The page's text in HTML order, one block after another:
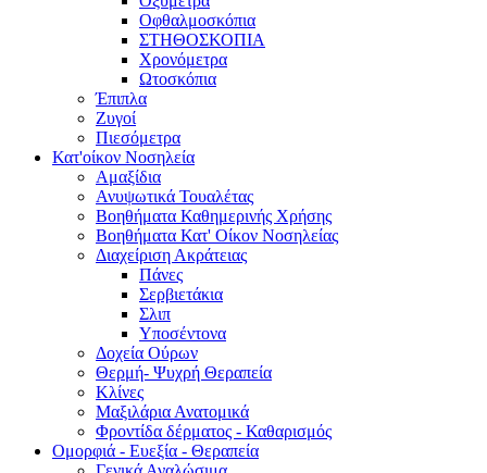
Οφθαλμοσκόπια
ΣΤΗΘΟΣΚΟΠΙΑ
Χρονόμετρα
Ωτοσκόπια
Έπιπλα
Ζυγοί
Πιεσόμετρα
Κατ'οίκον Νοσηλεία
Αμαξίδια
Ανυψωτικά Τουαλέτας
Βοηθήματα Καθημερινής Χρήσης
Βοηθήματα Κατ' Οίκον Νοσηλείας
Διαχείριση Ακράτειας
Πάνες
Σερβιετάκια
Σλιπ
Υποσέντονα
Δοχεία Ούρων
Θερμή- Ψυχρή Θεραπεία
Κλίνες
Μαξιλάρια Ανατομικά
Φροντίδα δέρματος - Καθαρισμός
Ομορφιά - Ευεξία - Θεραπεία